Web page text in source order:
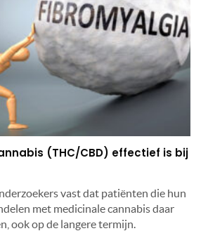
(THC/CBD) effectief is bij
vast dat patiënten die hun
met medicinale cannabis daar
ook op de langere termijn.